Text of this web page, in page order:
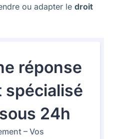
ou adapter le droit